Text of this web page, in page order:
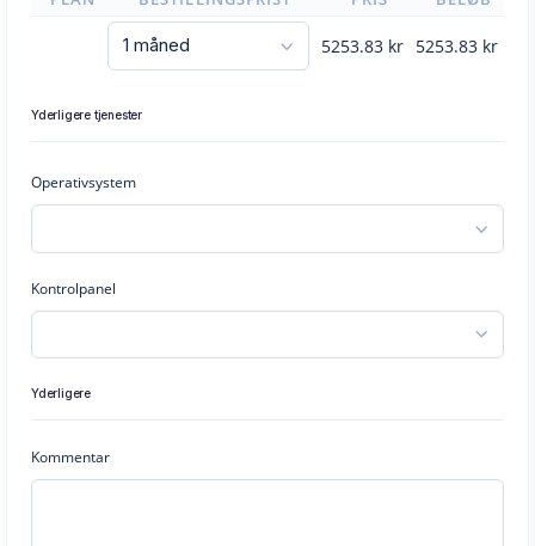
5253.83 kr 5253.83 kr
Yderligere tjenester
Operativsystem
Kontrolpanel
Yderligere
Kommentar